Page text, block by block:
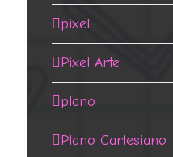
pixel
Pixel Arte
plano
Plano Cartesiano